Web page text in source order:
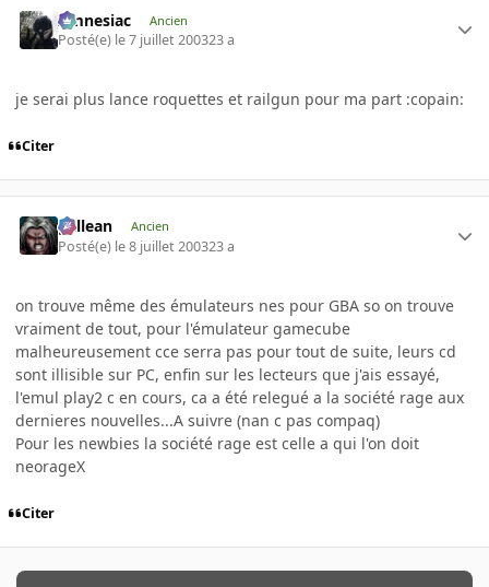
Amnesiac Ancien
Posté(e) le 7 juillet 200323 a
je serai plus lance roquettes et railgun pour ma part :copain:
Citer
gallean Ancien
Posté(e) le 8 juillet 200323 a
on trouve même des émulateurs nes pour GBA so on trouve
vraiment de tout, pour l'émulateur gamecube
malheureusement cce serra pas pour tout de suite, leurs cd
sont illisible sur PC, enfin sur les lecteurs que j'ais essayé,
l'emul play2 c en cours, ca a été relegué a la société rage aux
dernieres nouvelles...A suivre (nan c pas compaq)
Pour les newbies la société rage est celle a qui l'on doit
neorageX
Citer